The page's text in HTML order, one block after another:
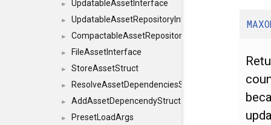
► UpdatableAssetInterface
► UpdatableAssetRepositoryInterface
► CompactableAssetRepositoryInterface
► FileAssetInterface
► StoreAssetStruct
► ResolveAssetDependenciesStruct
► AddAssetDepencendyStruct
► PresetLoadArgs